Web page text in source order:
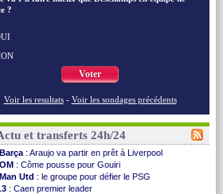
?
Voter
Voir les resultats - Voir les sondages précédents
et transferts 24h/24
Barça : Araujo va partir en prêt à Liverpool
OM : Côme pousse pour Gouiri
Man Utd : le groupe pour défier le PSG
: Caen premier leader